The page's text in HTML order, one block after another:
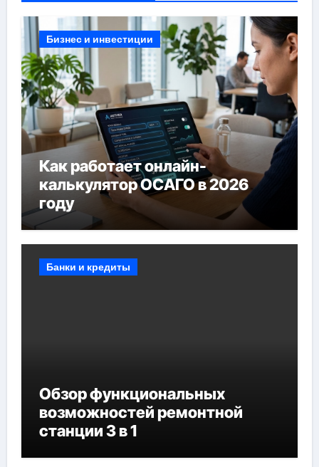
Бизнес и инвестиции
Как работает онлайн-
калькулятор ОСАГО в 2026
году
Банки и кредиты
Обзор функциональных
возможностей ремонтной
станции 3 в 1